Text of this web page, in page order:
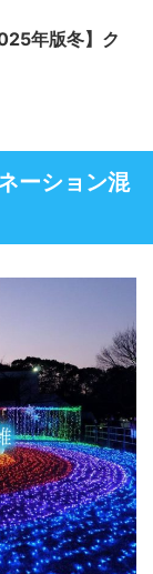
年版冬】ク
ーション混